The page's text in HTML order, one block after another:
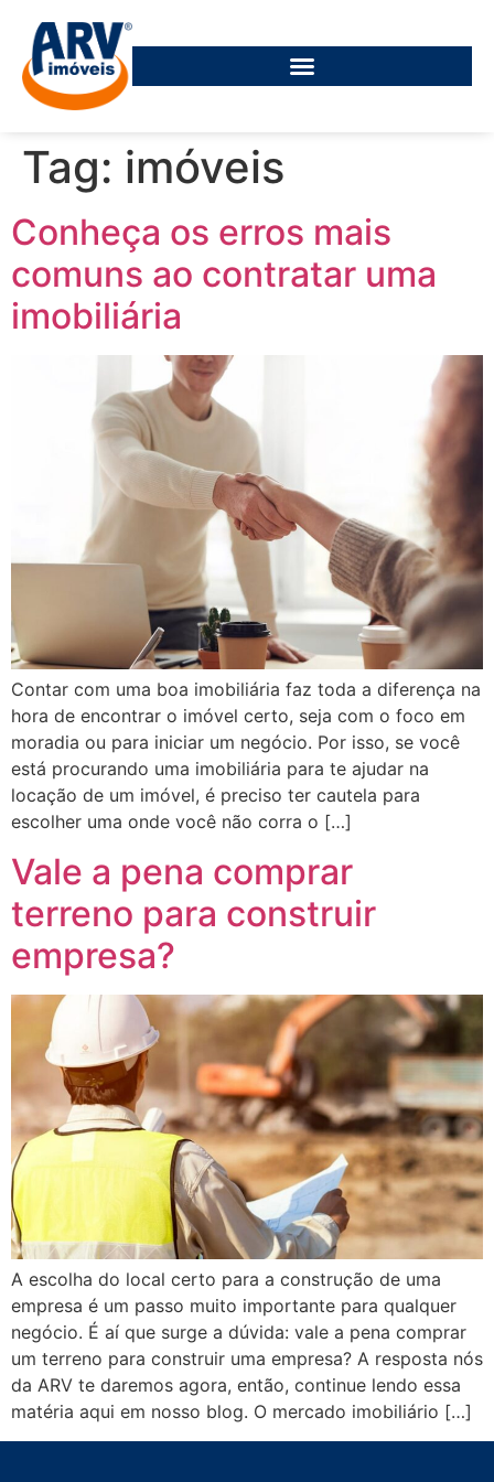
Tag: imóveis
Conheça os erros mais
comuns ao contratar uma
imobiliária
Contar com uma boa imobiliária faz toda a diferença na
hora de encontrar o imóvel certo, seja com o foco em
moradia ou para iniciar um negócio. Por isso, se você
está procurando uma imobiliária para te ajudar na
locação de um imóvel, é preciso ter cautela para
escolher uma onde você não corra o […]
Vale a pena comprar
terreno para construir
empresa?
A escolha do local certo para a construção de uma
empresa é um passo muito importante para qualquer
negócio. É aí que surge a dúvida: vale a pena comprar
um terreno para construir uma empresa? A resposta nós
da ARV te daremos agora, então, continue lendo essa
matéria aqui em nosso blog. O mercado imobiliário […]